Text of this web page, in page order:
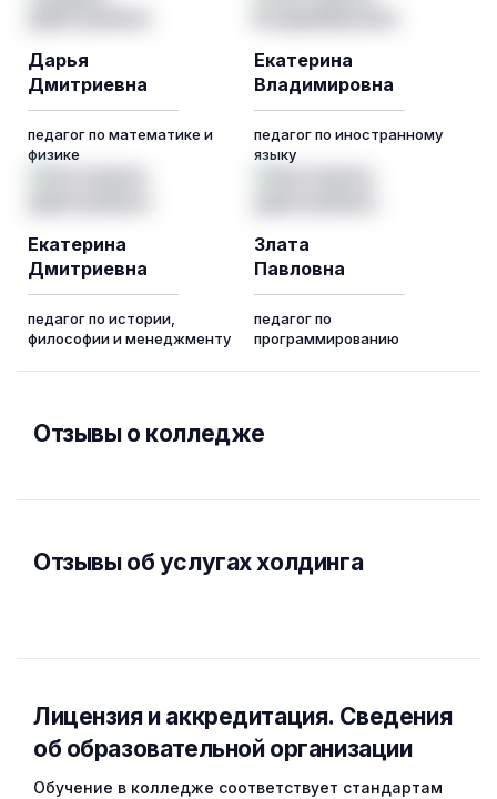
Дарья
Дмитриевна
педагог по математике и
физике
Екатерина
Владимировна
педагог по иностранному
языку
Екатерина
Дмитриевна
педагог по истории,
философии и менеджменту
Злата
Павловна
педагог по
программированию
Отзывы о колледже
Отзывы об услугах холдинга
Лицензия и аккредитация. Cведения
об образовательной организации
Обучение в колледже соответствует стандартам